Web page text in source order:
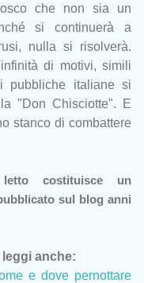
che non sia un
si continuerà a
nulla si risolverà.
di motivi, simili
pubbliche italiane si
"Don Chisciotte". E
stanco di combattere
costituisce un
sul blog anni
anche:
e dove pernottare